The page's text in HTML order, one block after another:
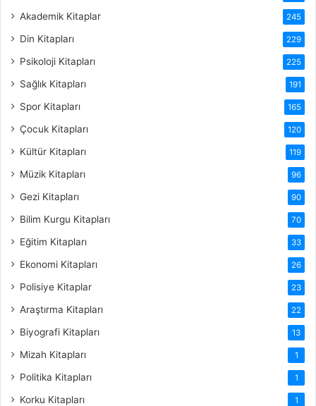
Akademik Kitaplar 245
Din Kitapları 229
Psikoloji Kitapları 225
Sağlık Kitapları 191
Spor Kitapları 165
Çocuk Kitapları 120
Kültür Kitapları 119
Müzik Kitapları 96
Gezi Kitapları 90
Bilim Kurgu Kitapları 70
Eğitim Kitapları 33
Ekonomi Kitapları 26
Polisiye Kitaplar 23
Araştırma Kitapları 22
Biyografi Kitapları 13
Mizah Kitapları 1
Politika Kitapları 1
Korku Kitapları 1